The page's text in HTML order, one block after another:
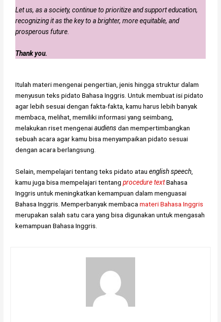
Let us, as a society, continue to prioritize and support education,
recognizing it as the key to a brighter, more equitable, and
prosperous future.
Thank you.
Itulah materi mengenai pengertian, jenis hingga struktur dalam
menyusun teks pidato Bahasa Inggris. Untuk membuat isi pidato
agar lebih sesuai dengan fakta-fakta, kamu harus lebih banyak
membaca, melihat, memiliki informasi yang seimbang,
melakukan riset mengenaiaudiensdan mempertimbangkan
sebuah acara agar kamu bisa menyampaikan pidato sesuai
dengan acara berlangsung.
Selain, mempelajari tentang teks pidato atauenglish speech,
kamu juga bisa mempelajari tentang procedure textBahasa
Inggris untuk meningkatkan kemampuan dalam menguasai
Bahasa Inggris. Memperbanyak membacamateri Bahasa Inggris
merupakan salah satu cara yang bisa digunakan untuk mengasah
kemampuan Bahasa Inggris.